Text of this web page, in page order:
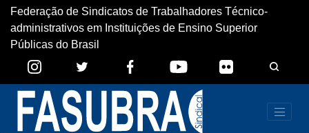
Federação de Sindicatos de Trabalhadores Técnico-
administrativos em Instituições de Ensino Superior
Públicas do Brasil